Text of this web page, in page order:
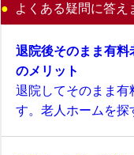
よくある疑問に答え
退院後そのまま有料
のメリット
退院してそのまま有
す。老人ホームを探